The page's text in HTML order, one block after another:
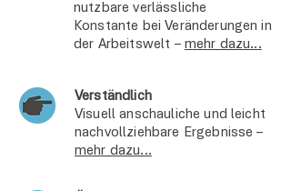
nutzbare verlässliche
Konstante bei Veränderungen in
der Arbeitswelt – mehr dazu...
Verständlich
Visuell anschauliche und leicht
nachvollziehbare Ergebnisse –
mehr dazu...